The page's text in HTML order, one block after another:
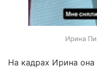
Ирина
На кадрах Ирина